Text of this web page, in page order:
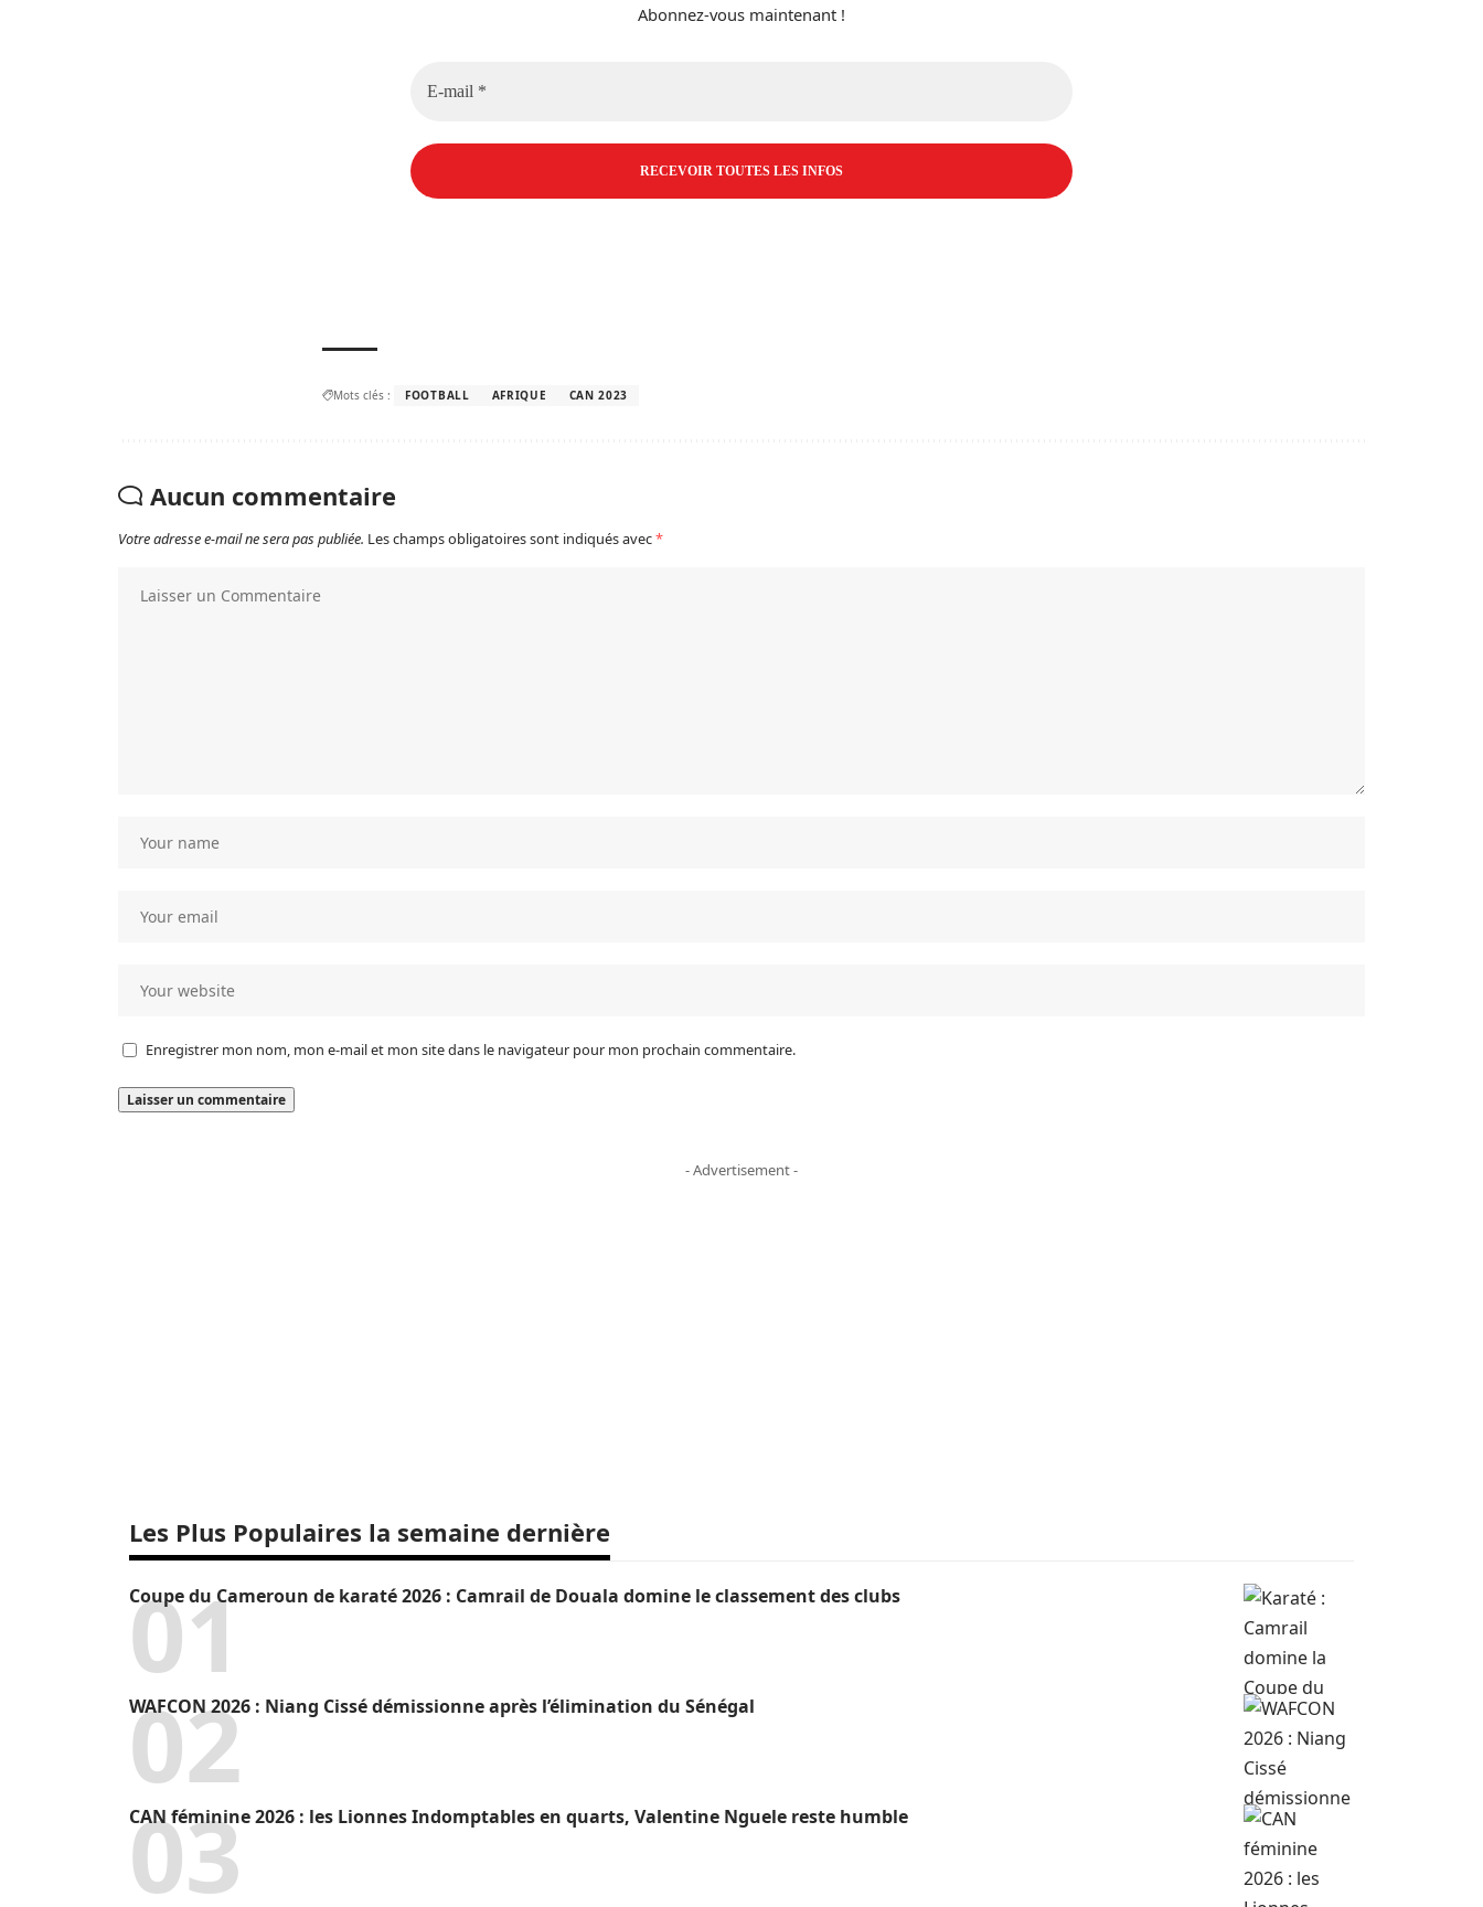
Abonnez-vous maintenant !
Mots clés : FOOTBALL AFRIQUE CAN 2023
Aucun commentaire
Votre adresse e-mail ne sera pas publiée. Les champs obligatoires sont indiqués avec*
Enregistrer mon nom, mon e-mail et mon site dans le navigateur pour mon prochain commentaire.
- Advertisement -
Les Plus Populaires la semaine dernière
Coupe du Cameroun de karaté 2026 : Camrail de Douala domine le classement des clubs
WAFCON 2026 : Niang Cissé démissionne après l’élimination du Sénégal
CAN féminine 2026 : les Lionnes Indomptables en quarts, Valentine Nguele reste humble